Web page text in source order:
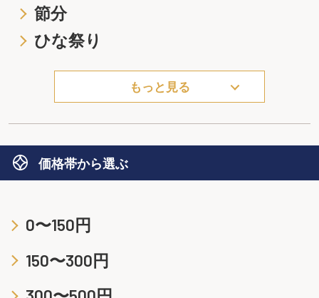
節分
ひな祭り
もっと見る
価格帯から選ぶ
0〜150円
150〜300円